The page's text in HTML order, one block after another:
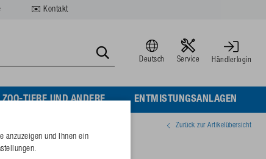
✉️ Kontakt
Deutsch Service Händlerlogin
ZOO-TIERE UND ANDERE ENTMISTUNGSANLAGEN
Zurück zur Artikelübersicht
anzuzeigen und Ihnen ein